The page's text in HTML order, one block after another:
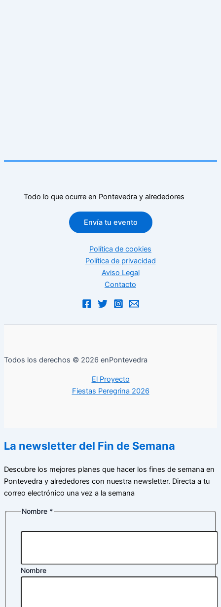
Todo lo que ocurre en Pontevedra y alrededores
Envía tu evento
Política de cookies
Política de privacidad
Aviso Legal
Contacto
Todos los derechos © 2026 enPontevedra
El Proyecto
Fiestas Peregrina 2026
La newsletter del Fin de Semana
Descubre los mejores planes que hacer los fines de semana en
Pontevedra y alrededores con nuestra newsletter. Directa a tu
correo electrónico una vez a la semana
Nombre *
Nombre